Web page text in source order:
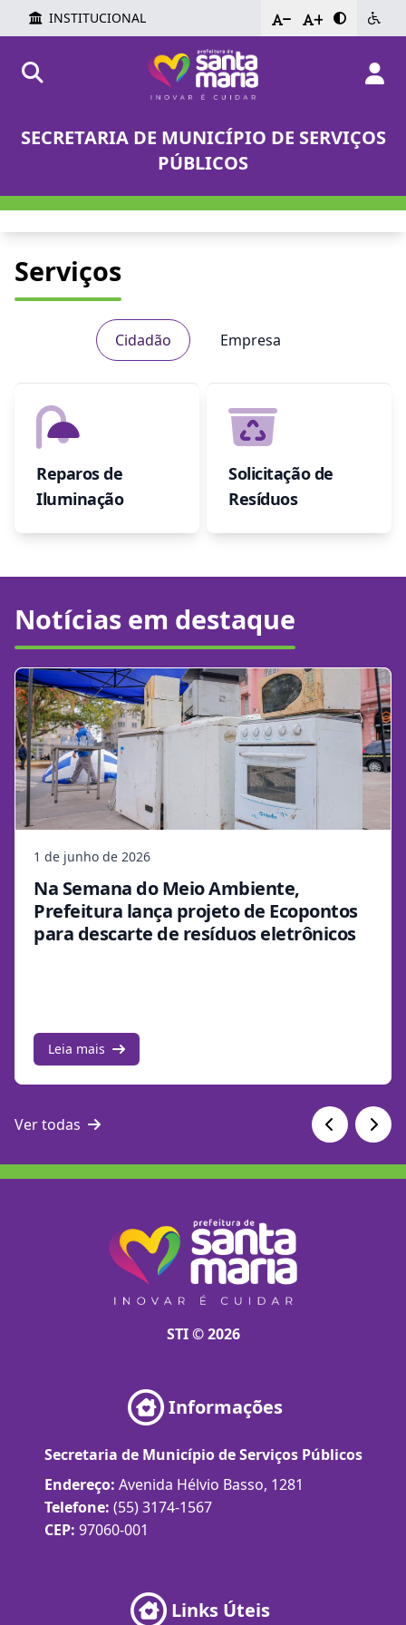
INSTITUCIONAL - +
SECRETARIA DE MUNICÍPIO DE SERVIÇOS
PÚBLICOS
Serviços
Cidadão Empresa
Reparos de
Iluminação
Solicitação de
Resíduos
Notícias em destaque
1 de junho de 2026
Na Semana do Meio Ambiente,
Prefeitura lança projeto de Ecopontos
para descarte de resíduos eletrônicos
Leia mais
Ver todas
STI © 2026
Informações
Secretaria de Município de Serviços Públicos
Endereço: Avenida Hélvio Basso, 1281
Telefone: (55) 3174-1567
CEP: 97060-001
Links Úteis